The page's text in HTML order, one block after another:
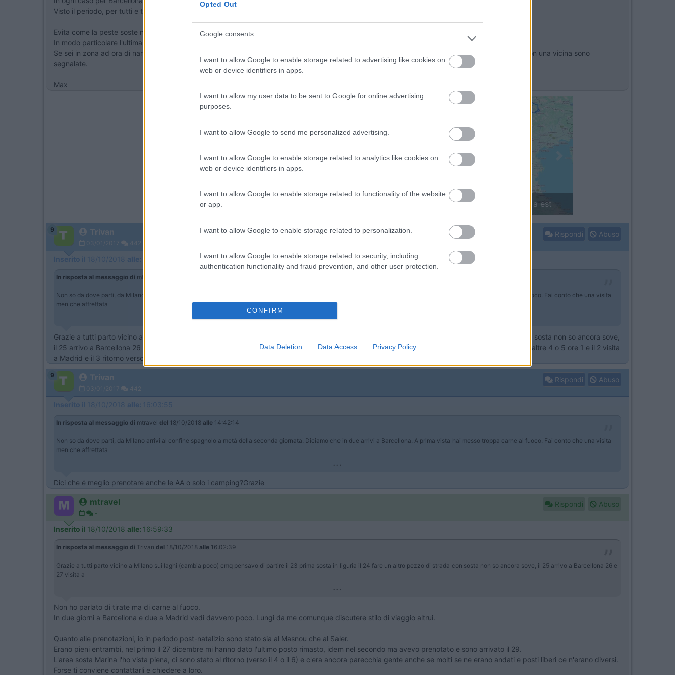
Opted Out
Google consents
I want to allow Google to enable storage related to advertising like cookies on
web or device identifiers in apps.
I want to allow my user data to be sent to Google for online advertising
purposes.
I want to allow Google to send me personalized advertising.
I want to allow Google to enable storage related to analytics like cookies on
web or device identifiers in apps.
I want to allow Google to enable storage related to functionality of the website
or app.
I want to allow Google to enable storage related to personalization.
I want to allow Google to enable storage related to security, including
authentication functionality and fraud prevention, and other user protection.
CONFIRM
Data Deletion Data Access Privacy Policy
Visto il periodo, per tutti e tre meglo prenotare, lo scorso anno, pur grande, anche la Marina era piena.
Evita come la peste soste notturne negli autogrill francesi da Marsiglia al confine spagnolo.
In modo particolare l'ultima (Village Catalan).
Se sei in zona ad ora di nanna, lascia l'autostrada e cerca qualche area soste nei paesi limitrofi, magari nei pressi di una Gendarmerie. Le uscite con una vicina sono
segnalate.
Max
Finlandia in camper: il piccolo sentiero
Previous
9 Trivan
03/01/2017 442
Rispondi Abuso
Inserito il 18/10/2018 alle:
In risposta al messaggio di mtravel
Non so da dove parti, da Milano arrivi al confine spagnolo a metà della seconda giornata. Diciamo che in due arrivi a Barcellona. A prima vista hai messo troppa carne al fuoco. Fai conto che una visita
men che affrettata
...
Grazie a tutti parto vicino a Milano sui laghi (cambia poco) cmq pensavo di partire il 23 prima sosta in liguria il 24 fare un altro pezzo di strada con sosta non so ancora sove,
il 25 arrivo a Barcellona 26 e 27 visita a Barcellona, 28 trasferimento a Valencia circa 4 o 5 ore 29 e 30 visita a Valencia,31 trasferimento a Madrid altre 4 o 5 ore 1 e il 2 visita
a Madrid e il 3 ritorno verso casa non mi sembra una gran tirata
9 Trivan
03/01/2017 442
Rispondi Abuso
Inserito il 18/10/2018 alle: 16:03:55
In risposta al messaggio di mtravel del 18/10/2018 alle 14:42:14
Non so da dove parti, da Milano arrivi al confine spagnolo a metà della seconda giornata. Diciamo che in due arrivi a Barcellona. A prima vista hai messo troppa carne al fuoco. Fai conto che una visita
men che affrettata
...
Dici che é meglio prenotare anche le AA o solo i camping?Grazie
mtravel
-
Rispondi Abuso
Inserito il 18/10/2018 alle: 16:59:33
In risposta al messaggio di Trivan del 18/10/2018 alle 16:02:39
Grazie a tutti parto vicino a Milano sui laghi (cambia poco) cmq pensavo di partire il 23 prima sosta in liguria il 24 fare un altro pezzo di strada con sosta non so ancora sove, il 25 arrivo a Barcellona 26 e
27 visita a
...
Non ho parlato di tirate ma di carne al fuoco.
In due giorni a Barcellona e due a Madrid vedi davvero poco. Lungi da me comunque discutere stilo di viaggio altrui.
Quanto alle prenotazioni, io in periodo post-natalizio sono stato sia al Masnou che al Saler.
Erano pieni entrambi, nel primo il 27 dicembre mi hanno dato l'ultimo posto rimasto, idem nel secondo ma avevo prenotato e sono arrivato il 29.
L'area sosta Marina l'ho vista piena, ci sono stato al ritorno (verso il 4 o il 6) e c'era ancora parecchia gente anche se molti se ne erano andati e posti liberi ce n'erano diversi.
Forse ti conviene contattarli e chiedere a loro.